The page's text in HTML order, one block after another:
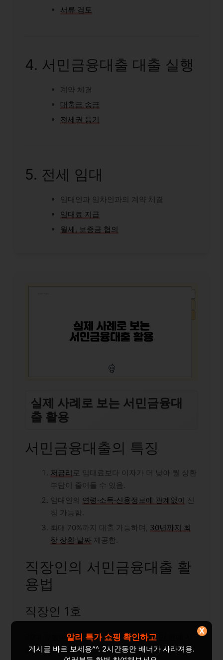
서류 검토
4. 서민금융대출 대출 실행
계약 체결
대출금 송금
전세권 등기
5. 전세 임대
임대인과 임차인과의 계약 체결
임대료 지급
월세, 보증금 협의
실제 사례로 보는 서민금융대
출 활용
서민금융대출의 특징
저금리 로 임대료보다 이자가 더 낮아 월 상환
부담이 줄어들 수 있음.
임대인의 연령·소득·신용정보에 관계없이 신
청 가능함.
최대 70%까지 대출 가능하며, 30년까지 최
장 상환 날짜 제공함.
직장인의 서민금융대출 활
용법
직장인 1호
30대 맞벌이 직장인인 A씨는 임대료 100만 원에 사
는 25평 아파트를 구입하려고 함.
알리 특가 쇼핑 확인하고
게시글 바로 보세용^^. 2시간동안 배너가 사라져용.
X